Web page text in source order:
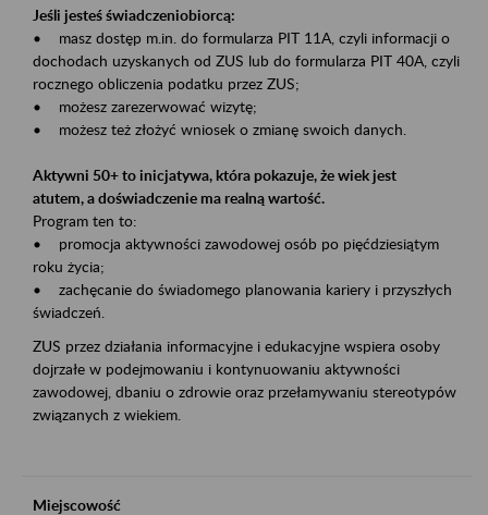
Jeśli jesteś świadczeniobiorcą:
• masz dostęp m.in. do formularza PIT 11A, czyli informacji o
dochodach uzyskanych od ZUS lub do formularza PIT 40A, czyli
rocznego obliczenia podatku przez ZUS;
• możesz zarezerwować wizytę;
• możesz też złożyć wniosek o zmianę swoich danych.
Aktywni 50+ to inicjatywa, która pokazuje, że wiek jest
atutem, a doświadczenie ma realną wartość.
Program ten to:
• promocja aktywności zawodowej osób po pięćdziesiątym
roku życia;
• zachęcanie do świadomego planowania kariery i przyszłych
świadczeń.
ZUS przez działania informacyjne i edukacyjne wspiera osoby
dojrzałe w podejmowaniu i kontynuowaniu aktywności
zawodowej, dbaniu o zdrowie oraz przełamywaniu stereotypów
związanych z wiekiem.
Miejscowość